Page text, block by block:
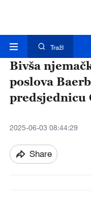
TražI
Bivša
poslova
predsjednicu
2025-06-03 08:44:29
Share